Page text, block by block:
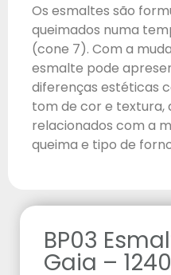
Os esmaltes são
queimados numa
(cone 7). Com a
esmalte pode
diferenças estéticas
tom de cor e textura,
relacionados com a
queima e tipo de
BP03
Gaia –